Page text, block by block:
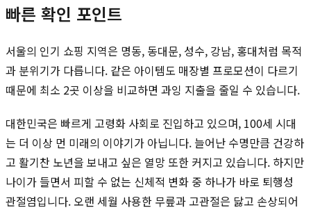
빠른 확인 포인트
서울의 인기 쇼핑 지역은 명동, 동대문, 성수, 강남, 홍대처럼 목적
과 분위기가 다릅니다. 같은 아이템도 매장별 프로모션이 다르기
때문에 최소 2곳 이상을 비교하면 과잉 지출을 줄일 수 있습니다.
대한민국은 빠르게 고령화 사회로 진입하고 있으며, 100세 시대
는 더 이상 먼 미래의 이야기가 아닙니다. 늘어난 수명만큼 건강하
고 활기찬 노년을 보내고 싶은 열망 또한 커지고 있습니다. 하지만
나이가 들면서 피할 수 없는 신체적 변화 중 하나가 바로 퇴행성
관절염입니다. 오랜 세월 사용한 무릎과 고관절은 닳고 손상되어